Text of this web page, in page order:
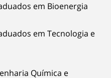
em Bioenergia
em Tecnologia e
Química e